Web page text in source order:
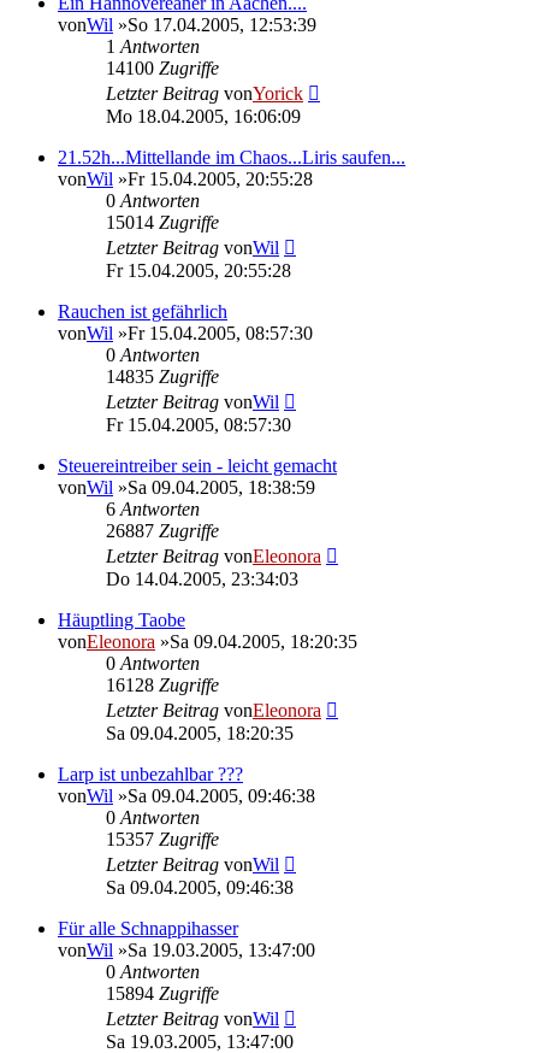
vonWil »So 17.04.2005, 12:53:39
1 Antworten
14100 Zugriffe
Letzter Beitrag vonYorick
Mo 18.04.2005, 16:06:09
21.52h...Mittellande im Chaos...Liris saufen...
vonWil »Fr 15.04.2005, 20:55:28
0 Antworten
15014 Zugriffe
Letzter Beitrag vonWil
Fr 15.04.2005, 20:55:28
Rauchen ist gefährlich
vonWil »Fr 15.04.2005, 08:57:30
0 Antworten
14835 Zugriffe
Letzter Beitrag vonWil
Fr 15.04.2005, 08:57:30
Steuereintreiber sein - leicht gemacht
vonWil »Sa 09.04.2005, 18:38:59
6 Antworten
26887 Zugriffe
Letzter Beitrag vonEleonora
Do 14.04.2005, 23:34:03
Häuptling Taobe
vonEleonora »Sa 09.04.2005, 18:20:35
0 Antworten
16128 Zugriffe
Letzter Beitrag vonEleonora
Sa 09.04.2005, 18:20:35
Larp ist unbezahlbar ???
vonWil »Sa 09.04.2005, 09:46:38
0 Antworten
15357 Zugriffe
Letzter Beitrag vonWil
Sa 09.04.2005, 09:46:38
Für alle Schnappihasser
vonWil »Sa 19.03.2005, 13:47:00
0 Antworten
15894 Zugriffe
Letzter Beitrag vonWil
Sa 19.03.2005, 13:47:00